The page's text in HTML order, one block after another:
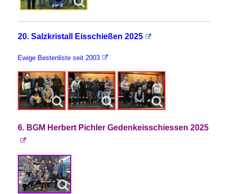
20. Salzkristall Eisschießen 2025
Ewige Bestenliste seit 2003
6. BGM Herbert Pichler Gedenkeisschiessen 2025